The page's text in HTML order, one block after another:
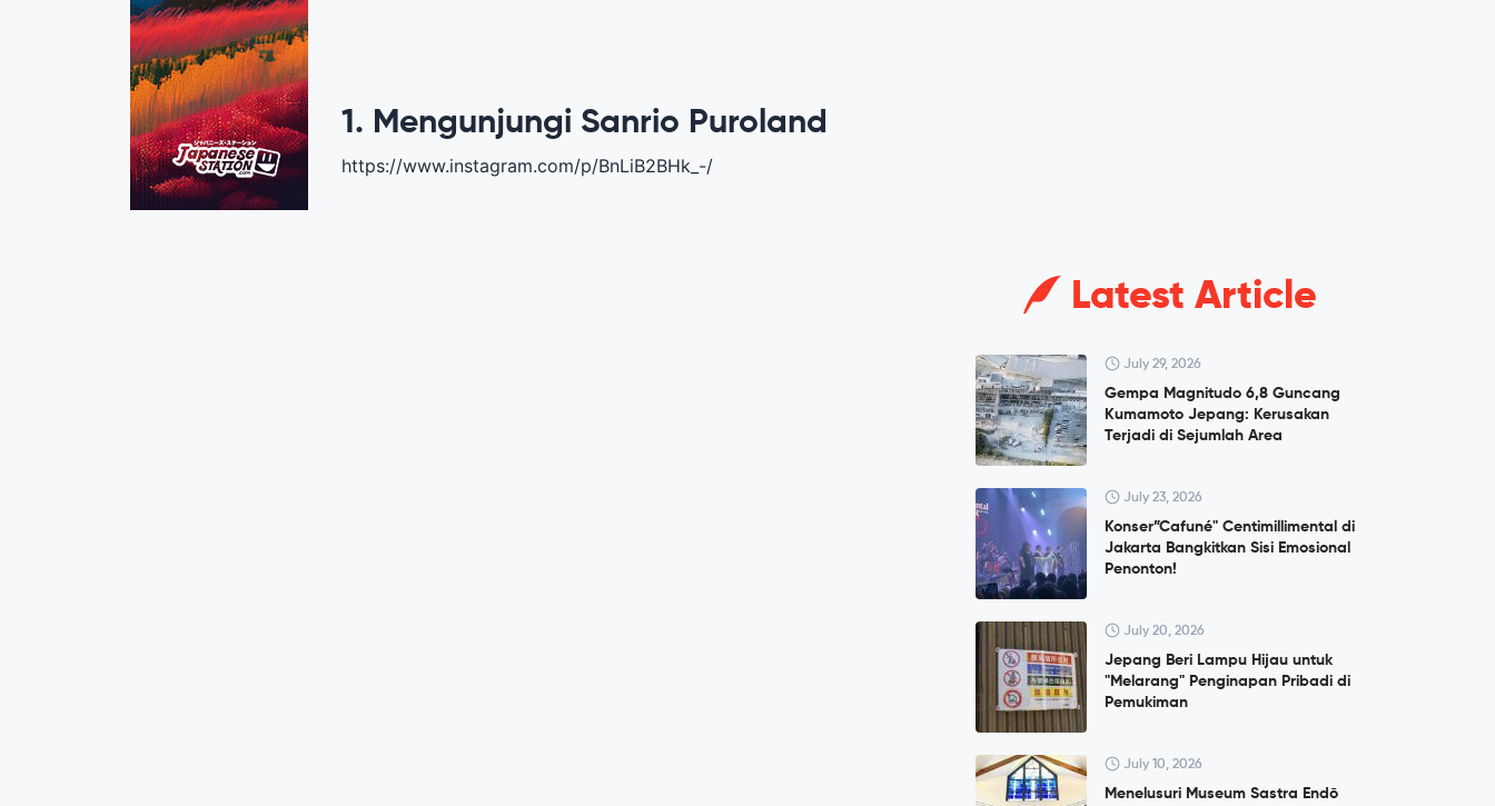
1. Mengunjungi Sanrio Puroland
https://www.instagram.com/p/BnLiB2BHk_-/
Latest Article
July 29, 2026
Gempa Magnitudo 6,8 Guncang
Kumamoto Jepang: Kerusakan
Terjadi di Sejumlah Area
July 23, 2026
Konser”Cafuné" Centimillimental di
Jakarta Bangkitkan Sisi Emosional
Penonton!
July 20, 2026
Jepang Beri Lampu Hijau untuk
"Melarang" Penginapan Pribadi di
Pemukiman
July 10, 2026
Menelusuri Museum Sastra Endō